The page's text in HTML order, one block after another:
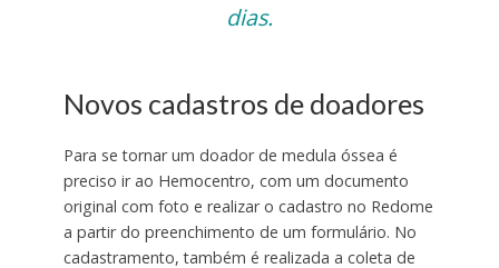
dias.
Novos cadastros de doadores
Para se tornar um doador de medula óssea é
preciso ir ao Hemocentro, com um documento
original com foto e realizar o cadastro no Redome
a partir do preenchimento de um formulário. No
cadastramento, também é realizada a coleta de